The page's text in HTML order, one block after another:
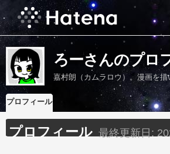
ろーさんのプロ
嘉村朗（カムラロウ）。漫画を描
プロフィール
プロフィール 最終更新日: